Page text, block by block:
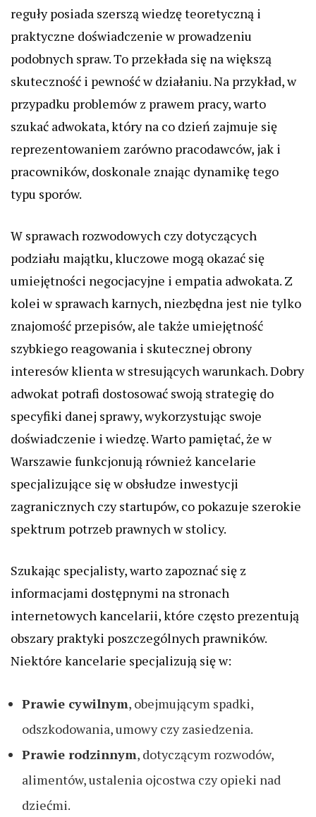
reguły posiada szerszą wiedzę teoretyczną i
praktyczne doświadczenie w prowadzeniu
podobnych spraw. To przekłada się na większą
skuteczność i pewność w działaniu. Na przykład, w
przypadku problemów z prawem pracy, warto
szukać adwokata, który na co dzień zajmuje się
reprezentowaniem zarówno pracodawców, jak i
pracowników, doskonale znając dynamikę tego
typu sporów.
W sprawach rozwodowych czy dotyczących
podziału majątku, kluczowe mogą okazać się
umiejętności negocjacyjne i empatia adwokata. Z
kolei w sprawach karnych, niezbędna jest nie tylko
znajomość przepisów, ale także umiejętność
szybkiego reagowania i skutecznej obrony
interesów klienta w stresujących warunkach. Dobry
adwokat potrafi dostosować swoją strategię do
specyfiki danej sprawy, wykorzystując swoje
doświadczenie i wiedzę. Warto pamiętać, że w
Warszawie funkcjonują również kancelarie
specjalizujące się w obsłudze inwestycji
zagranicznych czy startupów, co pokazuje szerokie
spektrum potrzeb prawnych w stolicy.
Szukając specjalisty, warto zapoznać się z
informacjami dostępnymi na stronach
internetowych kancelarii, które często prezentują
obszary praktyki poszczególnych prawników.
Niektóre kancelarie specjalizują się w:
Prawie cywilnym, obejmującym spadki,
odszkodowania, umowy czy zasiedzenia.
Prawie rodzinnym, dotyczącym rozwodów,
alimentów, ustalenia ojcostwa czy opieki nad
dziećmi.